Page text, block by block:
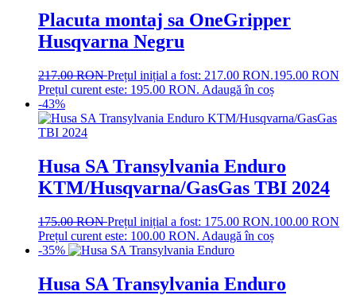
Placuta montaj sa OneGripper
Husqvarna Negru
217.00RONPrețul inițial a fost: 217.00 RON.195.00 RON
Prețul curent este: 195.00 RON. Adaugă în coș
-43%
Husa SA Transylvania Enduro
KTM/Husqvarna/GasGas TBI 2024
175.00RONPrețul inițial a fost: 175.00 RON.100.00 RON
Prețul curent este: 100.00 RON. Adaugă în coș
-35%
Husa SA Transylvania Enduro